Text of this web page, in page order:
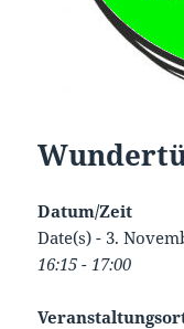
Datum/Zeit
Date(s) - 3.
16:15 - 17:00